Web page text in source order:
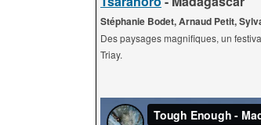
Stéphanie Bodet, Arnaud Petit,
Des paysages magnifiques, un
Triay.